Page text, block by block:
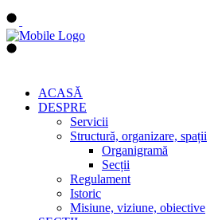
ACASĂ
DESPRE
Servicii
Structură, organizare, spații
Organigramă
Secții
Regulament
Istoric
Misiune, viziune, obiective